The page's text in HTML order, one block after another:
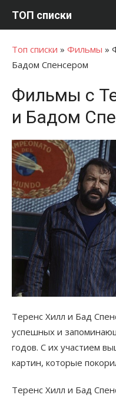
ТОП списки
Топ списки » Фильмы »
Бадом Спенсером
Фильмы с
и Бадом
Теренс Хилл и Бад
успешных и
годов. С их участием
картин, которые
Теренс Хилл и Бад